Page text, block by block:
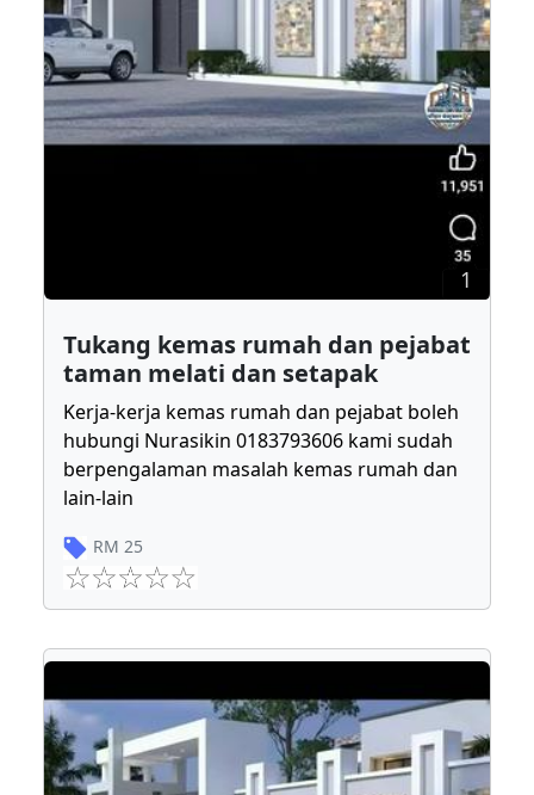
1
Tukang kemas rumah dan pejabat
taman melati dan setapak
Kerja-kerja kemas rumah dan pejabat boleh
hubungi Nurasikin 0183793606 kami sudah
berpengalaman masalah kemas rumah dan
lain-lain
RM 25